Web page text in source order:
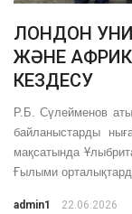
ЛОНДОН
ЖӘНЕ
КЕЗДЕСУ
Р.Б. Сүлейменов
байланыстарды
мақсатында
Ғылыми
admin1 22.06.2026